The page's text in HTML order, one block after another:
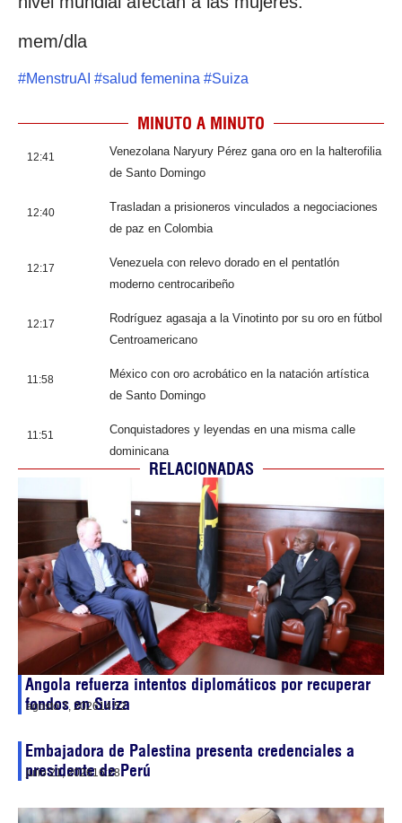
mem/dla
#MenstruAI #salud femenina #Suiza
MINUTO A MINUTO
12:41
Venezolana Naryury Pérez gana oro en la halterofilia
de Santo Domingo
12:40
Trasladan a prisioneros vinculados a negociaciones
de paz en Colombia
12:17
Venezuela con relevo dorado en el pentatlón
moderno centrocaribeño
12:17
Rodríguez agasaja a la Vinotinto por su oro en fútbol
Centroamericano
11:58
México con oro acrobático en la natación artística
de Santo Domingo
11:51
Conquistadores y leyendas en una misma calle
dominicana
RELACIONADAS
Angola refuerza intentos diplomáticos por recuperar
fondos en Suiza
agosto 7, 202614:52
Embajadora de Palestina presenta credenciales a
presidente de Perú
julio 21, 202616:28